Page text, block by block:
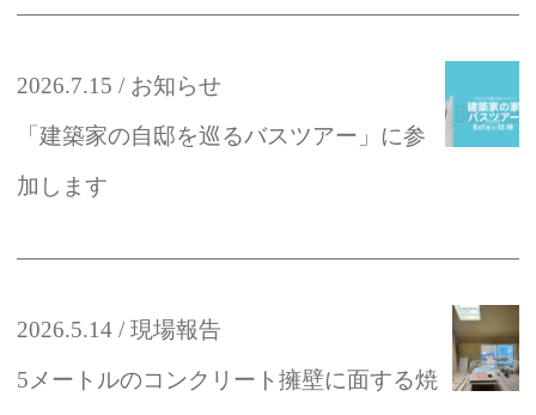
2026.7.15
お知らせ
「建築家の自邸を巡るバスツアー」に参
加します
2026.5.14
現場報告
5メートルのコンクリート擁壁に面する焼